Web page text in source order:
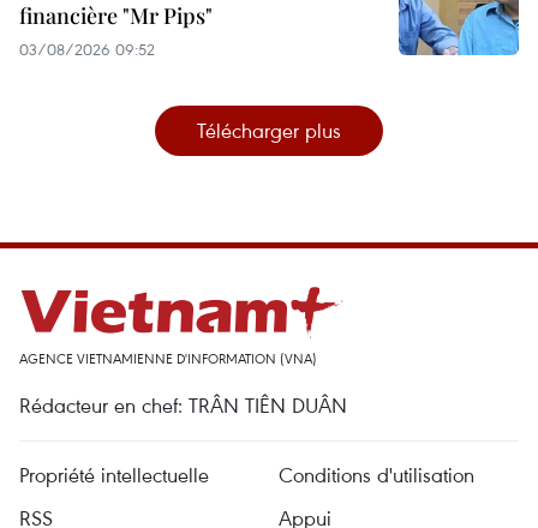
financière "Mr Pips"
03/08/2026 09:52
Télécharger plus
AGENCE VIETNAMIENNE D'INFORMATION (VNA)
Rédacteur en chef: TRÂN TIÊN DUÂN
Propriété intellectuelle
Conditions d'utilisation
RSS
Appui